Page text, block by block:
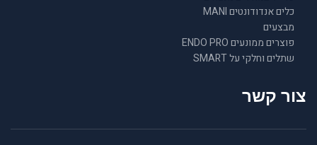
כלים אנדודונטים MANI
מבצעים
פוצרים ממונעים ENDO PRO
שתלים וחלקי על SMART
צור קשר